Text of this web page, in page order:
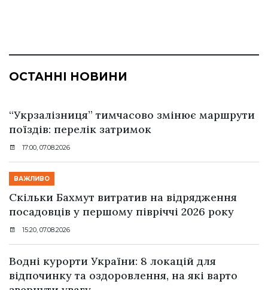
ОСТАННІ НОВИНИ
“Укрзалізниця” тимчасово змінює маршрути
поїздів: перелік затримок
17:00, 07.08.2026
ВАЖЛИВО
Скільки Бахмут витратив на відрядження
посадовців у першому півріччі 2026 року
15:20, 07.08.2026
Водні курорти України: 8 локацій для
відпочинку та оздоровлення, на які варто